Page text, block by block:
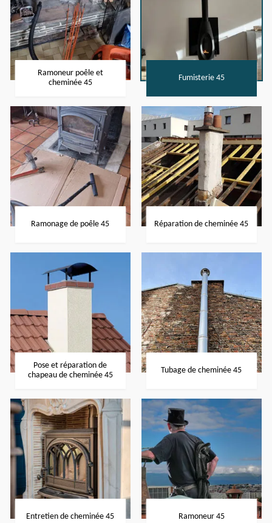
Ramoneur poêle et
cheminée 45
Fumisterie 45
Ramonage de poêle 45 Réparation de cheminée 45
Pose et réparation de
chapeau de cheminée 45
Tubage de cheminée 45
Entretien de cheminée 45 Ramoneur 45